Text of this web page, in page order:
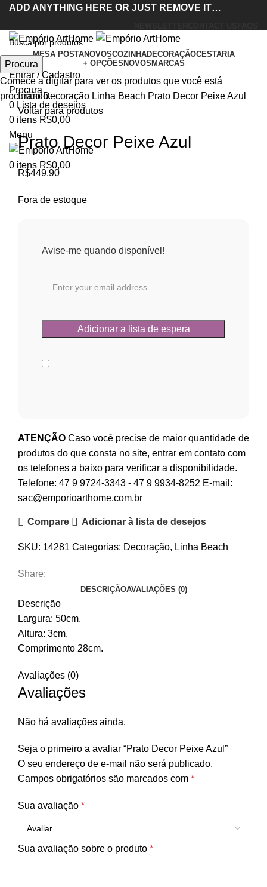
ADD ANYTHING HERE OR JUST REMOVE IT…
MESA POSTANOVOSCOZINHADECORAÇÃOCESTARIA
+ OPÇÕES NOVOS MARCAS
Entrar / Cadastro
Procura
0 Lista de desejos
0 itens R$0,00
Menu
0 itens R$0,00
Acabou
Clique para ampliar
InícioDecoração Linha Beach Prato Decor Peixe Azul
Voltar para produtos
Prato Decor Peixe Azul
R$449,90
Fora de estoque
Avise-me quando disponível!
ATENÇÃO Caso você precise de maior quantidade de
produtos do que consta no site, entrar em contato com
os telefones a baixo para verificar a disponibilidade.
Telefone: 47 9 9724-3343 - 47 9 9934-8252 E-mail:
sac@emporioarthome.com.br
Compare Adicionar à lista de desejos
SKU: 14281 Categorias: Decoração, Linha Beach
Share:
DESCRIÇÃOAVALIAÇÕES (0)
Descrição
Largura: 50cm.
Altura: 3cm.
Comprimento 28cm.
Avaliações (0)
Avaliações
Não há avaliações ainda.
Seja o primeiro a avaliar “Prato Decor Peixe Azul”
O seu endereço de e-mail não será publicado.
Campos obrigatórios são marcados com *
Sua avaliação *
Sua avaliação sobre o produto *
Procura
Comece a digitar para ver os produtos que você está
procurando.